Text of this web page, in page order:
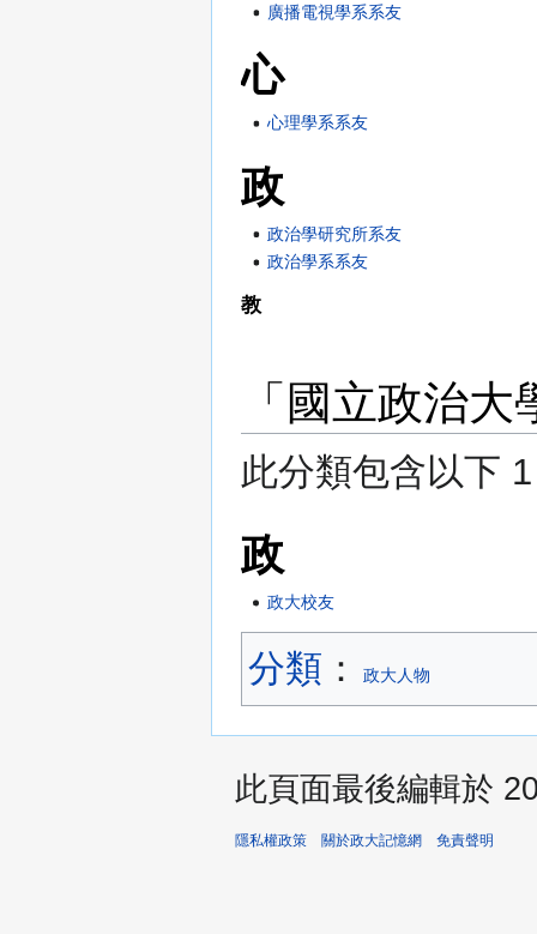
廣播電視學系系友
心
心理學系系友
政
政治學研究所系友
政治學系系友
教
「國立政治
此分類包含以下
政
政大校友
分類 ：​ 政大人物
此頁面最後編輯於
隱私權政策 關於政大記憶網 免責聲明